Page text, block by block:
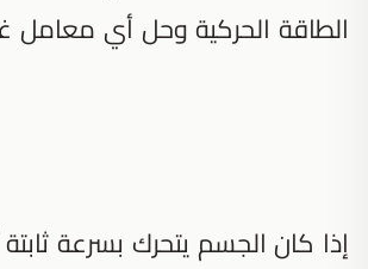
الطاقة الحركية وحل أي معامل
إذا كان الجسم يتحرك بسرعة